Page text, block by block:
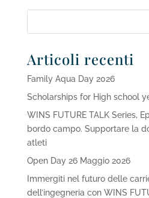
Articoli recenti
Family Aqua Day 2026
Scholarships for High school
WINS FUTURE TALK Series,
bordo campo. Supportare la
atleti
Open Day 26 Maggio 2026
Immergiti nel futuro delle
dell’ingegneria con WINS